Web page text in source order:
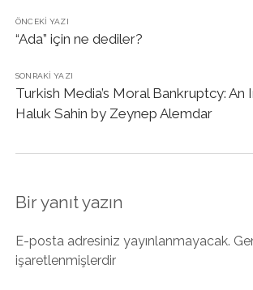
ÖNCEKI YAZI
“Ada” için ne dediler?
SONRAKI YAZI
Turkish Media’s Moral Bankruptcy:
Haluk Sahin by Zeynep Alemdar
Bir yanıt yazın
E-posta adresiniz yayınlanmayacak.
işaretlenmişlerdir